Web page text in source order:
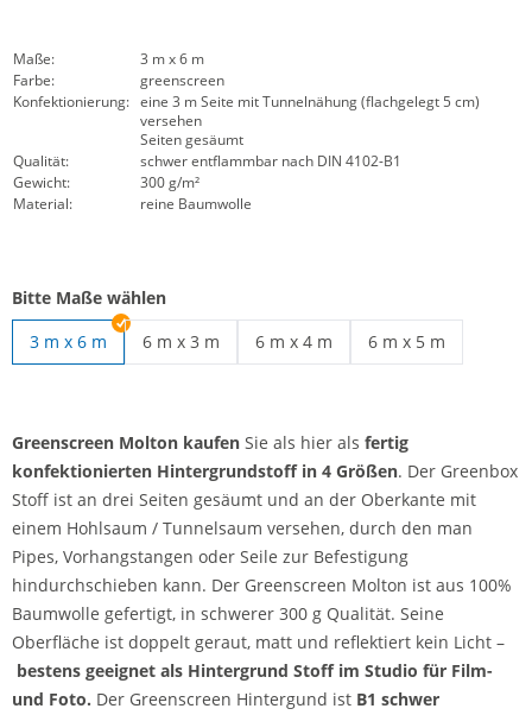
Maße:
3 m x 6 m
Farbe:
greenscreen
Konfektionierung: eine 3 m Seite mit Tunnelnähung (flachgelegt 5 cm)
versehen
Seiten gesäumt
Qualität:
schwer entflammbar nach DIN 4102-B1
Gewicht:
300 g/m²
Material:
reine Baumwolle
Bitte Maße wählen
3 m x 6 m
6 m x 3 m
6 m x 4 m
6 m x 5 m
Greenscreen Molton kaufen Sie als hier als fertig
konfektionierten Hintergrundstoff in 4 Größen. Der Greenbox
Stoff ist an drei Seiten gesäumt und an der Oberkante mit
einem Hohlsaum / Tunnelsaum versehen, durch den man
Pipes, Vorhangstangen oder Seile zur Befestigung
hindurchschieben kann. Der Greenscreen Molton ist aus 100%
Baumwolle gefertigt, in schwerer 300 g Qualität. Seine
Oberfläche ist doppelt geraut, matt und reflektiert kein Licht –
bestens geeignet als Hintergrund Stoff im Studio für Film-
und Foto. Der Greenscreen Hintergund ist B1 schwer